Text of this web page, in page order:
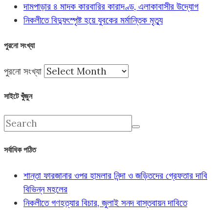
দামপাড়ার ৪ মাদক কারবারির কারাদণ্ড, এলাকাবাসীর উদ্যোগ
নিকলীতে বিদ্যুৎস্পৃষ্ট হয়ে যুবকের মর্মান্তিক মৃত্যু
পুরনো সংখ্যা
পুরনো সংখ্যা
সাইটে খুঁজুন
সর্বাধিক পঠিত
শান্তা ফারজানার ওপর হামলার নিন্দা ও জড়িতদের গ্রেফতার দাবি
বিভিন্ন মহলের
নিকলীতে গণহত্যার বিচার, জুলাই সনদ বাস্তবায়ন দাবিতে